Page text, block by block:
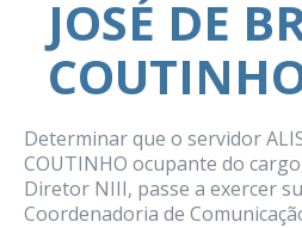
JOSÉ DE
Determinar que o servidor
COUTINHO ocupante do
Diretor NIII, passe a exercer
Coordenadoria de